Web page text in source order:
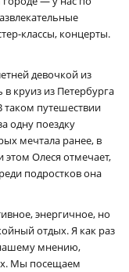
классы, концерты.
девочкой из
круиз из Петербурга
таком путешествии
одну поездку
мечтала ранее, в
Олеся отмечает,
подростков она
энергичное, но
отдых. Я как раз
мнению,
Мы посещаем